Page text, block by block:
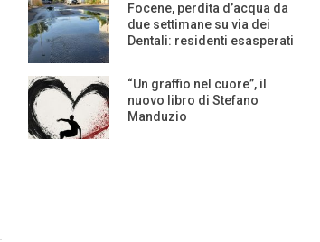
Focene, perdita d’acqua da
due settimane su via dei
Dentali: residenti esasperati
“Un graffio nel cuore”, il
nuovo libro di Stefano
Manduzio